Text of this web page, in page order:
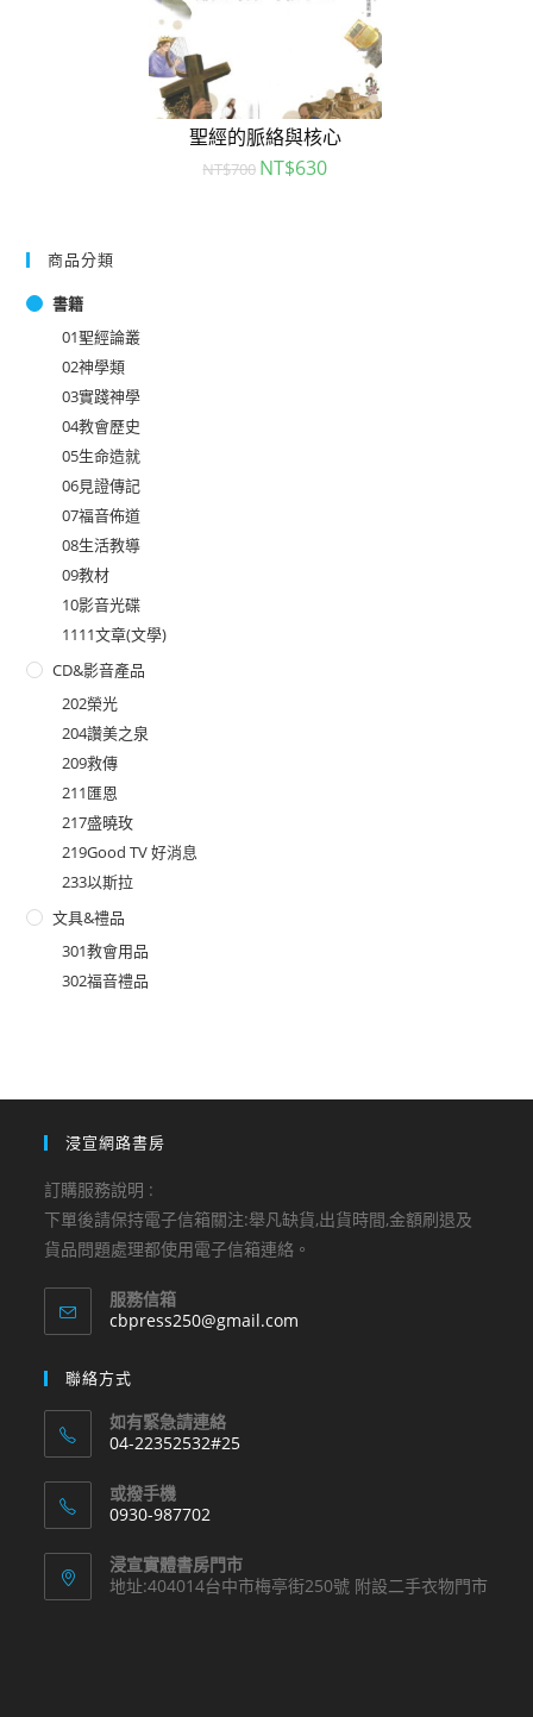
聖經的脈絡與核心
NT$700 NT$630
商品分類
書籍
01聖經論叢
02神學類
03實踐神學
04教會歷史
05生命造就
06見證傳記
07福音佈道
08生活教導
09教材
10影音光碟
1111文章(文學)
CD&影音產品
202榮光
204讚美之泉
209救傳
211匯恩
217盛曉玫
219Good TV 好消息
233以斯拉
文具&禮品
301教會用品
302福音禮品
浸宣網路書房
訂購服務說明 :
下單後請保持電子信箱關注:舉凡缺貨,出貨時間,金額刷退及
貨品問題處理都使用電子信箱連絡。
服務信箱
cbpress250@gmail.com
聯絡方式
如有緊急請連絡
04-22352532#25
in
your
application
或撥手機
0930-987702
in
your
浸宣實體書房門市
地址:404014台中市梅亭街250號 附設二手衣物門市